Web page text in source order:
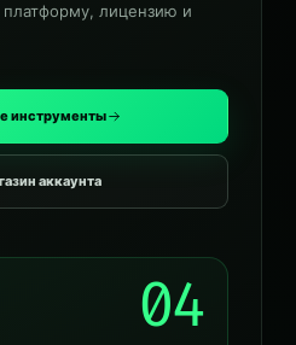
лицензию и
инструменты
аккаунта
04